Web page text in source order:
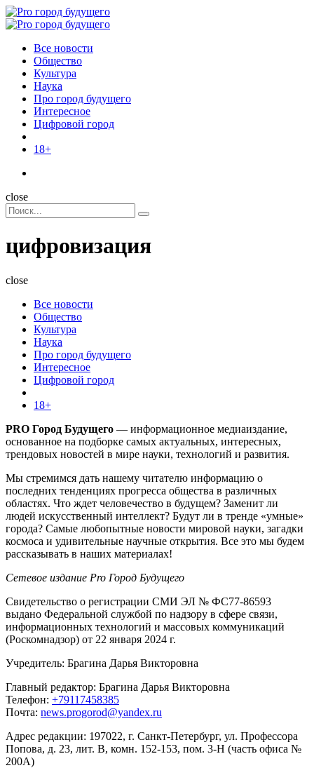
Menu
Поиск
Menu
Pro
Все новости
Общество
Культура
Наука
Про город будущего
Интересное
Цифровой город
18+
Поиск
close
Search
for:
Поиск
цифровизация
close
Все новости
Общество
Культура
Наука
Про город будущего
Интересное
Цифровой город
18+
PRO Город Будущего — информационное медиаиздание,
основанное на подборке самых актуальных, интересных,
трендовых новостей в мире науки, технологий и развития.
Мы стремимся дать нашему читателю информацию о
последних тенденциях прогресса общества в различных
областях. Что ждет человечество в будущем? Заменит ли
людей искусственный интеллект? Будут ли в тренде «умные»
города? Самые любопытные новости мировой науки, загадки
космоса и удивительные научные открытия. Все это мы будем
рассказывать в наших материалах!
Сетевое издание Pro Город Будущего
Свидетельство о регистрации СМИ ЭЛ № ФС77-86593
выдано Федеральной службой по надзору в сфере связи,
информационных технологий и массовых коммуникаций
(Роскомнадзор) от 22 января 2024 г.
Учредитель: Брагина Дарья Викторовна
Главный редактор: Брагина Дарья Викторовна
Телефон: +79117458385
Почта: news.progorod@yandex.ru
Адрес редакции: 197022, г. Санкт-Петербург, ул. Профессора
Попова, д. 23, лит. В, комн. 152-153, пом. 3-Н (часть офиса №
200А)